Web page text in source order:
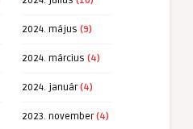
2024. május (9)
2024. március (4)
2024. január(4)
2023. november(4)